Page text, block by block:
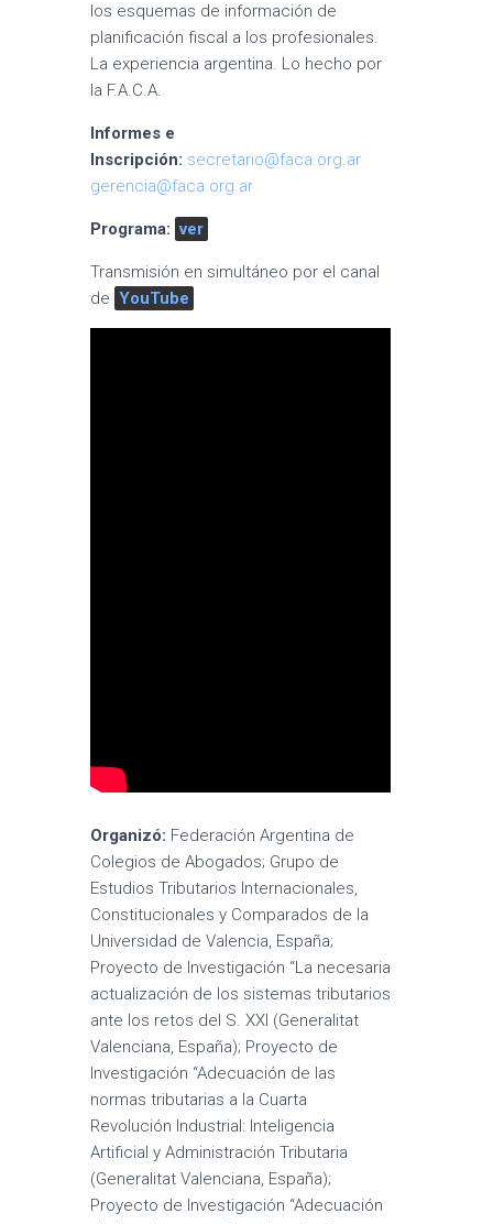
los esquemas de información de
planificación fiscal a los profesionales.
La experiencia argentina. Lo hecho por
la F.A.C.A.
Informes e
Inscripción: secretario@faca.org.ar
gerencia@faca.org.ar
Programa: ver
Transmisión en simultáneo por el canal
de YouTube
Organizó: Federación Argentina de
Colegios de Abogados; Grupo de
Estudios Tributarios Internacionales,
Constitucionales y Comparados de la
Universidad de Valencia, España;
Proyecto de Investigación “La necesaria
actualización de los sistemas tributarios
ante los retos del S. XXI (Generalitat
Valenciana, España); Proyecto de
Investigación “Adecuación de las
normas tributarias a la Cuarta
Revolución Industrial: Inteligencia
Artificial y Administración Tributaria
(Generalitat Valenciana, España);
Proyecto de Investigación “Adecuación